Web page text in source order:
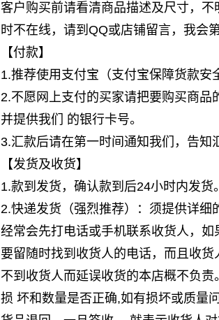
客户购买前请看清商品描述及尺寸，
时不在线，请到QQ或店铺留言，我会
【付款】
1.推荐使用支付宝（支付宝保障货款安
2.不愿网上支付的买家请把要购买商
并提供我们 的银行卡号。
3.汇款后请在第一时间通知我们，告知
【发货及收货】
1.款到发货，确认款到后24小时内发货。
2.快递发货（强烈推荐）：须提供详细
经常会先打电话或手机联系收货人，
要留随时找到收货人的电话，而且收
不到收货人而延误收货的本店概不负
损 坏和数量是否正确,如有损坏或质量